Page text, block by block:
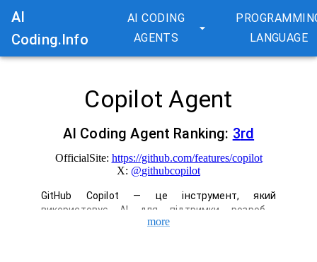
AI
Coding.Info
AI CODING
AGENTS
LANGUAGE
Copilot Agent
AI Coding Agent Ranking: 3rd
OfficialSite: https://github.com/features/copilot
X: @githubcopilot
GitHub Copilot — це інструмент, який
використовує AI для підтримки розробки
програмного забезпечення. Ми підтримуємо
more